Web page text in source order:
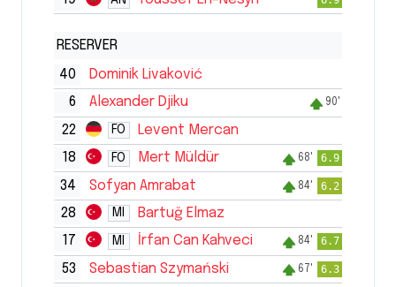
RESERVER
40
Dominik Livaković
6
Alexander Djiku 90'
22 FO
Levent Mercan
18
FO Mert Müldür 68' 6.9
34 Sofyan Amrabat 84' 6.2
28 MI
Bartuğ Elmaz
17
MI İrfan Can Kahveci 84' 6.7
53 Sebastian Szymański 67' 6.3